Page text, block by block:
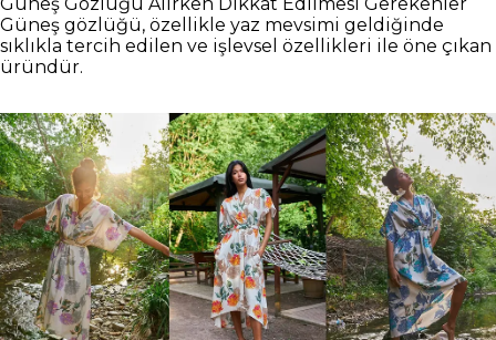
Güneş gözlüğü, özellikle yaz mevsimi geldiğinde
sıklıkla tercih edilen ve işlevsel özellikleri ile öne çıkan
üründür.